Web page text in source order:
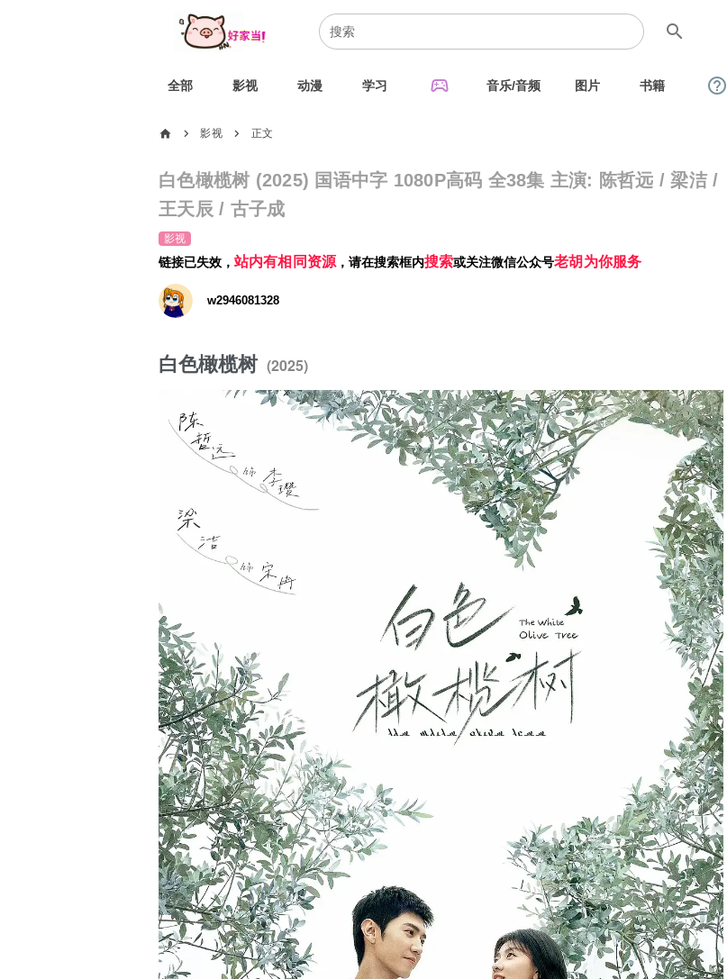
search
全部 影视 动漫 学习 sports_esports 音乐/音频 图片 书籍 help_outline
home chevron_right 影视 chevron_right 正文
白色橄榄树 (2025) 国语中字 1080P高码 全38集 主演: 陈哲远 / 梁洁 /
王天辰 / 古子成
影视
链接已失效，站内有相同资源，请在搜索框内搜索或关注微信公众号老胡为你服务
w2946081328
白色橄榄树 (2025)